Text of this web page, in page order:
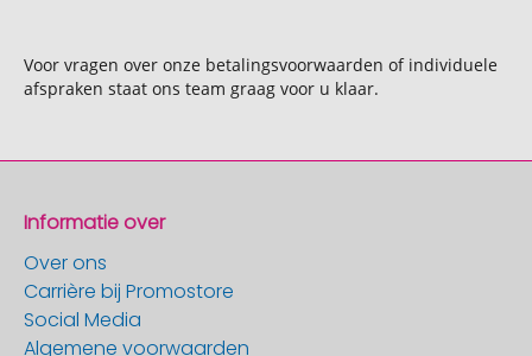
Voor vragen over onze betalingsvoorwaarden of individuele
afspraken staat ons team graag voor u klaar.
Informatie over
Over ons
Carrière bij Promostore
Social Media
Algemene voorwaarden